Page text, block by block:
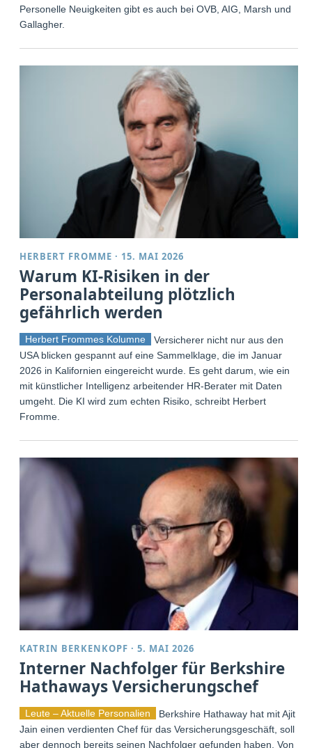
Personelle Neuigkeiten gibt es auch bei OVB, AIG, Marsh und
Gallagher.
HERBERT FROMME · 15. MAI 2026
Warum KI-Risiken in der
Personalabteilung plötzlich
gefährlich werden
Herbert Frommes Kolumne
Versicherer nicht nur aus den
USA blicken gespannt auf eine Sammelklage, die im Januar
2026 in Kalifornien eingereicht wurde. Es geht darum, wie ein
mit künstlicher Intelligenz arbeitender HR-Berater mit Daten
umgeht. Die KI wird zum echten Risiko, schreibt Herbert
Fromme.
KATRIN BERKENKOPF ·5. MAI 2026
Interner Nachfolger für Berkshire
Hathaways Versicherungschef
Leute – Aktuelle Personalien
Berkshire Hathaway hat mit Ajit
Jain einen verdienten Chef für das Versicherungsgeschäft, soll
aber dennoch bereits seinen Nachfolger gefunden haben. Von